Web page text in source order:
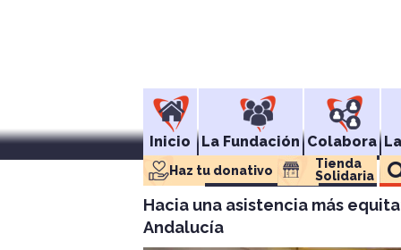
Inicio La Fundación Colabora
Haz tu donativo
Tienda
Solidaria
Hacia una asistencia más
Andalucía